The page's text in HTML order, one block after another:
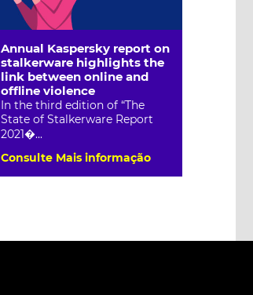
Annual Kaspersky report on
stalkerware highlights the
link between online and
offline violence
In the third edition of “The
State of Stalkerware Report
2021�...
Consulte Mais informação